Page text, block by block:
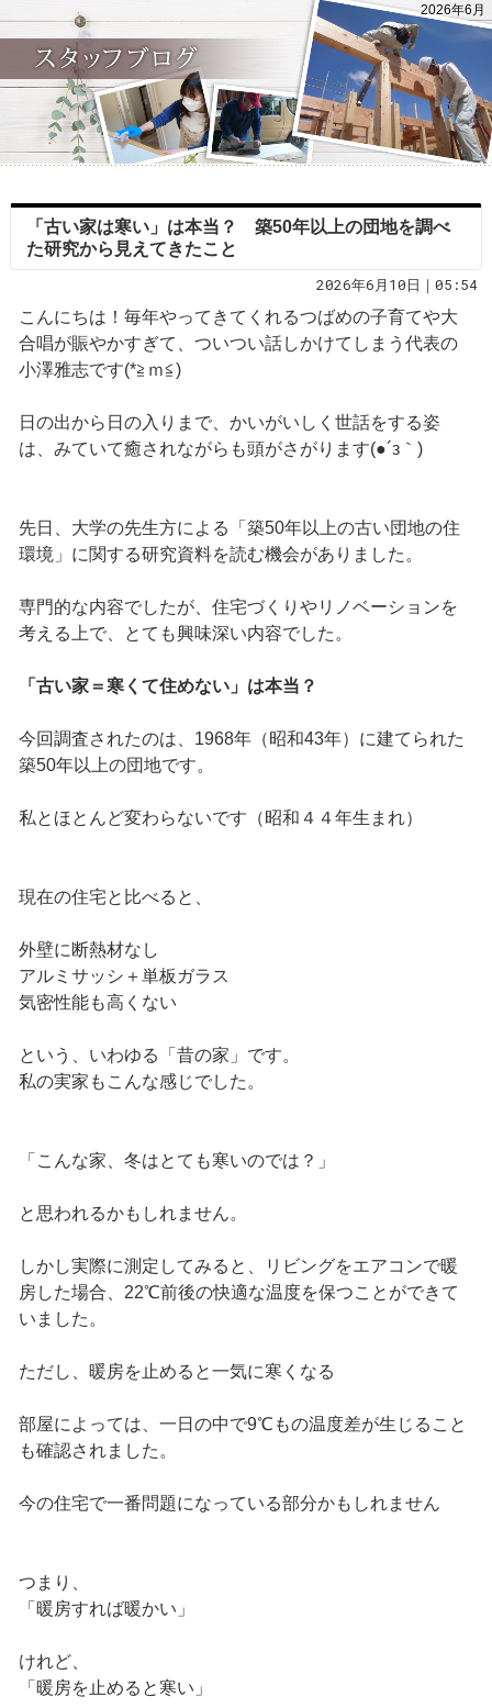
2026年6月
「古い家は寒い」は本当？ 築50年以上の団地を調べ
た研究から見えてきたこと
2026年6月10日｜05:54
こんにちは！毎年やってきてくれるつばめの子育てや大
合唱が賑やかすぎて、ついつい話しかけてしまう代表の
小澤雅志です(*≧ｍ≦)
日の出から日の入りまで、かいがいしく世話をする姿
は、みていて癒されながらも頭がさがります(●´з｀)
先日、大学の先生方による「築50年以上の古い団地の住
環境」に関する研究資料を読む機会がありました。
専門的な内容でしたが、住宅づくりやリノベーションを
考える上で、とても興味深い内容でした。
「古い家＝寒くて住めない」は本当？
今回調査されたのは、1968年（昭和43年）に建てられた
築50年以上の団地です。
私とほとんど変わらないです（昭和４４年生まれ）
現在の住宅と比べると、
外壁に断熱材なし
アルミサッシ＋単板ガラス
気密性能も高くない
という、いわゆる「昔の家」です。
私の実家もこんな感じでした。
「こんな家、冬はとても寒いのでは？」
と思われるかもしれません。
しかし実際に測定してみると、リビングをエアコンで暖
房した場合、22℃前後の快適な温度を保つことができて
いました。
ただし、暖房を止めると一気に寒くなる
部屋によっては、一日の中で9℃もの温度差が生じること
も確認されました。
今の住宅で一番問題になっている部分かもしれません
つまり、
「暖房すれば暖かい」
けれど、
「暖房を止めると寒い」